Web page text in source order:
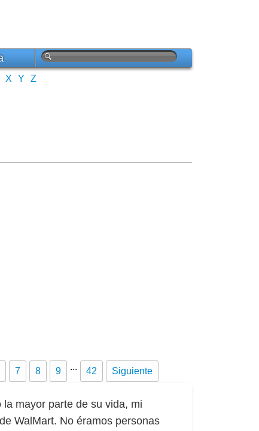
X Y Z
7 8 9 ... 42 Siguiente
mayor parte de su vida, mi
WalMart. No éramos personas